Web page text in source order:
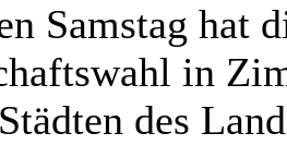
Samstag hat
in
des